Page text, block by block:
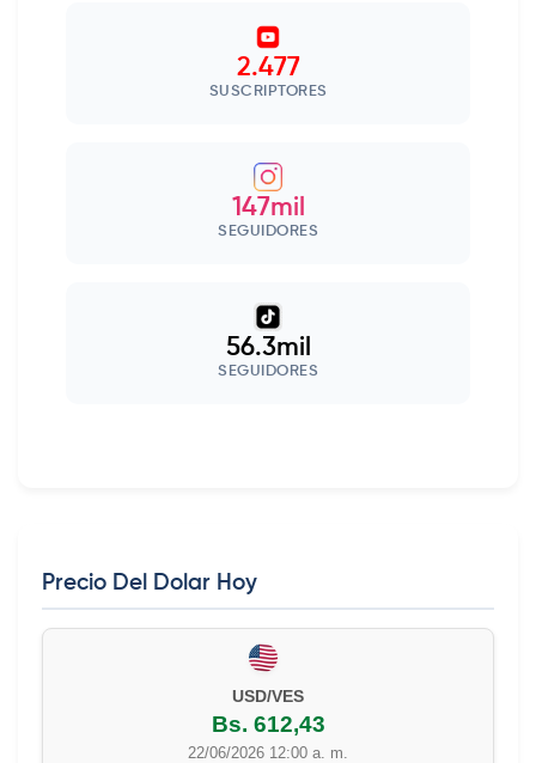
2.477
SUSCRIPTORES
147mil
SEGUIDORES
56.3mil
SEGUIDORES
Precio Del Dolar Hoy
USD/VES
Bs. 612,43
22/06/2026 12:00 a. m.